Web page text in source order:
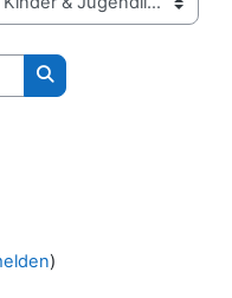
Kurse suchen
)